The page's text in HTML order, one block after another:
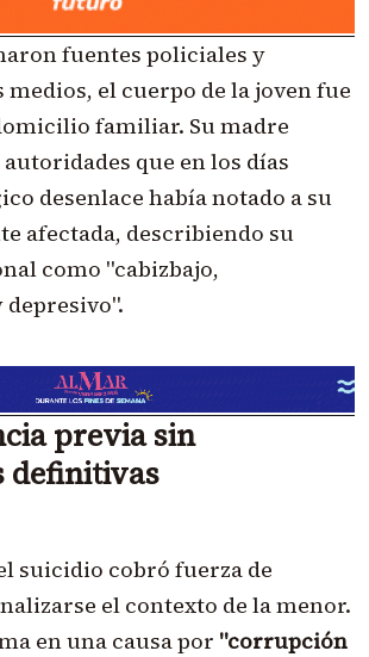
fuentes policiales y
medios, el cuerpo de la joven fue
familiar. Su madre
que en los días
desenlace había notado a su
afectada, describiendo su
como "cabizbajo,
previa sin
definitivas
suicidio cobró fuerza de
el contexto de la menor.
en una causa por "corrupción